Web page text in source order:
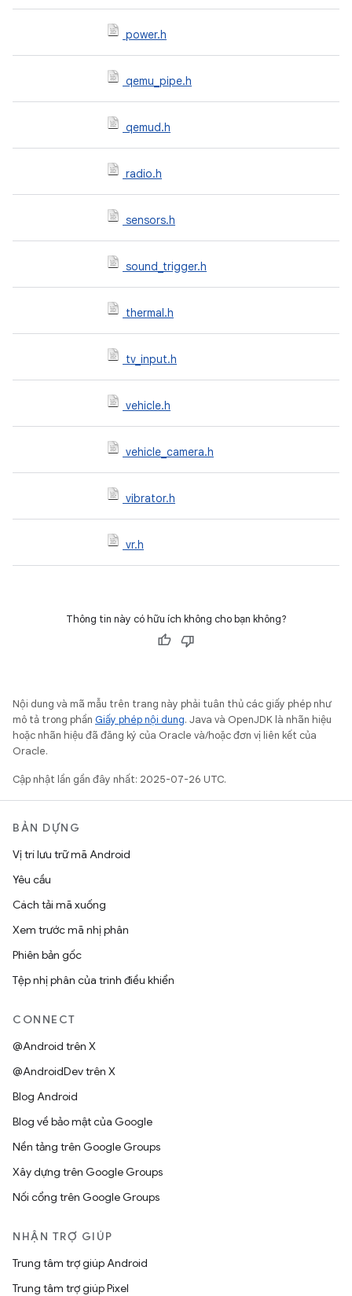
power.h
qemu_pipe.h
qemud.h
radio.h
sensors.h
sound_trigger.h
thermal.h
tv_input.h
vehicle.h
vehicle_camera.h
vibrator.h
vr.h
Thông tin này có hữu ích không cho bạn không?
Nội dung và mã mẫu trên trang này phải tuân thủ các giấy phép như
mô tả trong phần Giấy phép nội dung. Java và OpenJDK là nhãn hiệu
hoặc nhãn hiệu đã đăng ký của Oracle và/hoặc đơn vị liên kết của
Oracle.
Cập nhật lần gần đây nhất: 2025-07-26 UTC.
BẢN DỰNG
Vị trí lưu trữ mã Android
Yêu cầu
Cách tải mã xuống
Xem trước mã nhị phân
Phiên bản gốc
Tệp nhị phân của trình điều khiển
CONNECT
@Android trên X
@AndroidDev trên X
Blog Android
Blog về bảo mật của Google
Nền tảng trên Google Groups
Xây dựng trên Google Groups
Nối cổng trên Google Groups
NHẬN TRỢ GIÚP
Trung tâm trợ giúp Android
Trung tâm trợ giúp Pixel